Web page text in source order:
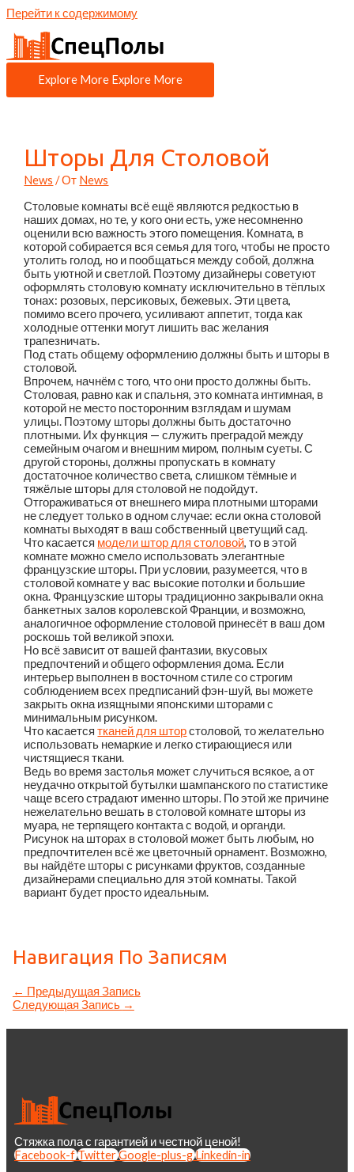
Перейти к содержимому
Explore More Explore More
Шторы Для Столовой
News / От News
Столовые комнаты всё ещё являются редкостью в
наших домах, но те, у кого они есть, уже несомненно
оценили всю важность этого помещения. Комната, в
которой собирается вся семья для того, чтобы не просто
утолить голод, но и пообщаться между собой, должна
быть уютной и светлой. Поэтому дизайнеры советуют
оформлять столовую комнату исключительно в тёплых
тонах: розовых, персиковых, бежевых. Эти цвета,
помимо всего прочего, усиливают аппетит, тогда как
холодные оттенки могут лишить вас желания
трапезничать.
Под стать общему оформлению должны быть и шторы в
столовой.
Впрочем, начнём с того, что они просто должны быть.
Столовая, равно как и спальня, это комната интимная, в
которой не место посторонним взглядам и шумам
улицы. Поэтому шторы должны быть достаточно
плотными. Их функция — служить преградой между
семейным очагом и внешним миром, полным суеты. С
другой стороны, должны пропускать в комнату
достаточное количество света, слишком тёмные и
тяжёлые шторы для столовой не подойдут.
Отгораживаться от внешнего мира плотными шторами
не следует только в одном случае: если окна столовой
комнаты выходят в ваш собственный цветущий сад.
Что касается модели штор для столовой, то в этой
комнате можно смело использовать элегантные
французские шторы. При условии, разумеется, что в
столовой комнате у вас высокие потолки и большие
окна. Французские шторы традиционно закрывали окна
банкетных залов королевской Франции, и возможно,
аналогичное оформление столовой принесёт в ваш дом
роскошь той великой эпохи.
Но всё зависит от вашей фантазии, вкусовых
предпочтений и общего оформления дома. Если
интерьер выполнен в восточном стиле со строгим
соблюдением всех предписаний фэн-шуй, вы можете
закрыть окна изящными японскими шторами с
минимальным рисунком.
Что касаетсятканей для шторстоловой, то желательно
использовать немаркие и легко стирающиеся или
чистящиеся ткани.
Ведь во время застолья может случиться всякое, а от
неудачно открытой бутылки шампанского по статистике
чаще всего страдают именно шторы. По этой же причине
нежелательно вешать в столовой комнате шторы из
муара, не терпящего контакта с водой, и органди.
Рисунок на шторах в столовой может быть любым, но
предпочтителен всё же цветочный орнамент. Возможно,
вы найдёте шторы с рисунками фруктов, созданные
дизайнерами специально для этой комнаты. Такой
вариант будет просто идеальным.
Навигация По Записям
← Предыдущая Запись
Следующая Запись →
Стяжка пола с гарантией и честной ценой!
Facebook-fTwitterGoogle-plus-gLinkedin-in